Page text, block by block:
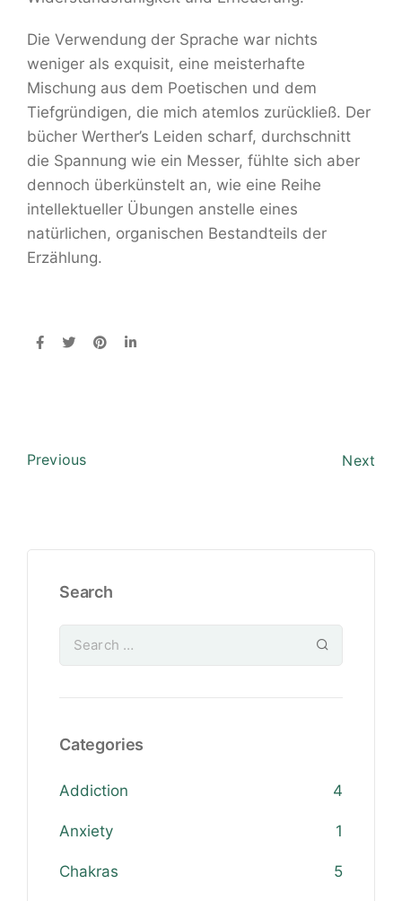
Die Verwendung der Sprache war nichts
weniger als exquisit, eine meisterhafte
Mischung aus dem Poetischen und dem
Tiefgründigen, die mich atemlos zurückließ. Der
bücher Werther’s Leiden scharf, durchschnitt
die Spannung wie ein Messer, fühlte sich aber
dennoch überkünstelt an, wie eine Reihe
intellektueller Übungen anstelle eines
natürlichen, organischen Bestandteils der
Erzählung.
Previous Next
Search
Categories
Addiction 4
Anxiety 1
Chakras 5